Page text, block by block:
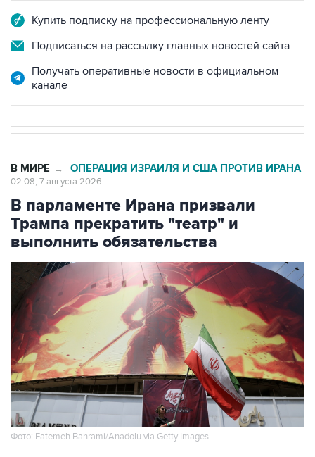
Подписаться на рассылку главных новостей сайта
Получать оперативные новости в официальном
канале
В парламенте Ирана призвали
Трампа прекратить "театр" и
выполнить обязательства
Фото: Fatemeh Bahrami/Anadolu via Getty Images
Москва. 7 августа. INTERFAX.RU - В Тегеране